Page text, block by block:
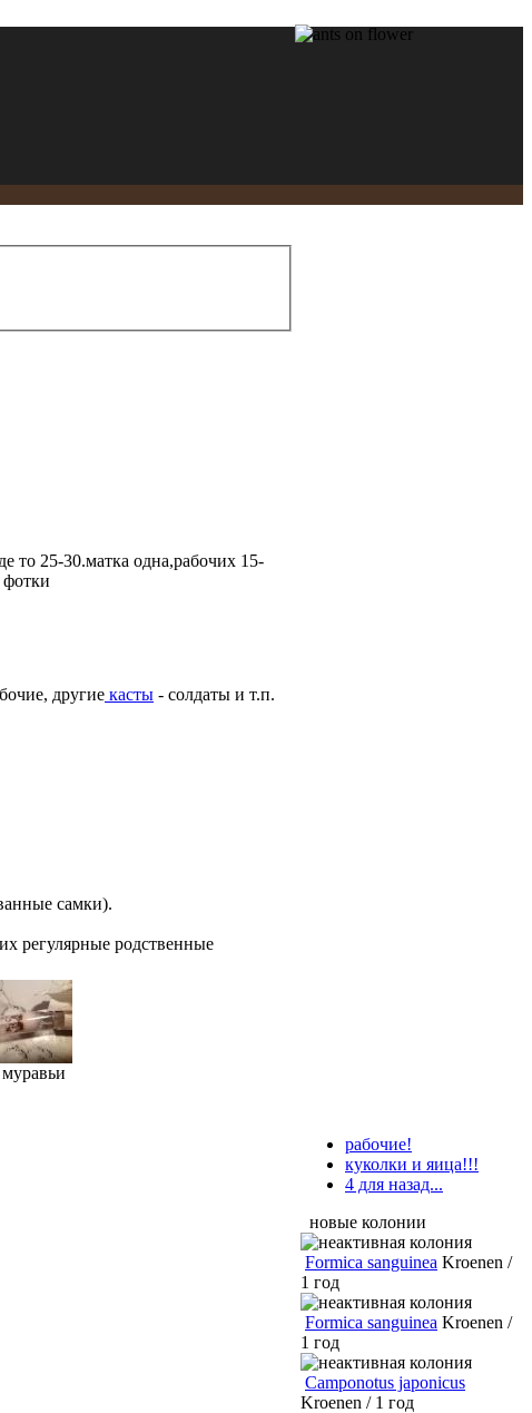
то 25-30.матка одна,рабочих 15-
фотки
другие касты - солдаты и т.п.
самки).
регулярные родственные
рабочие!
куколки и яица!!!
4 для назад...
новые колонии
Formica sanguinea Kroenen /
1 год
Formica sanguinea Kroenen /
1 год
Camponotus japonicus
Kroenen / 1 год